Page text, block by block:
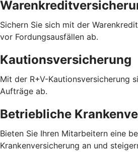
Sichern Sie sich mit der
vor Fordungsausfällen ab.
Kautionsversicherung
Mit der R+V-Kautionsversicherung
Aufträge ab.
Betriebliche
Bieten Sie Ihren Mitarbeitern eine
Krankenversicherung an und